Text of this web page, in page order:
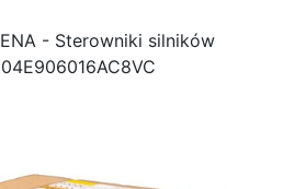
ENA - Sterowniki silników
04E906016AC8VC